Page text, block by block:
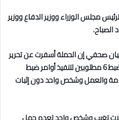
مجلس الوزراء ووزير الدفاع ووزير
صحفي إن الحملة أسفرت عن تحرير
2293 مخالفة مرورية متنوعة وضبط 6 مطلوبين لتنفيذ أوامر ضبط
الإقامة والعمل وشخص واحد دون إثبات